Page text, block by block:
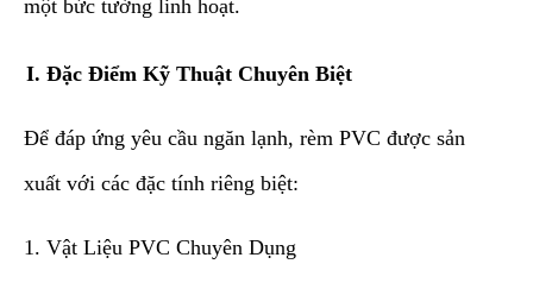
một bức tường linh hoạt.
​I. Đặc Điểm Kỹ Thuật Chuyên Biệt
​Để đáp ứng yêu cầu ngăn lạnh, rèm PVC được sản
xuất với các đặc tính riêng biệt:
​1. Vật Liệu PVC Chuyên Dụng